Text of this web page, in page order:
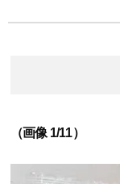
（画像 1/11）